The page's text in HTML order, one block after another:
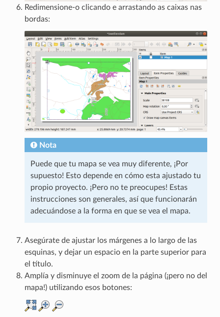
Redimensione-o clicando e arrastando as caixas nas
bordas:
Nota
Puede que tu mapa se vea muy diferente, ¡Por
supuesto! Esto depende en cómo esta ajustado tu
propio proyecto. ¡Pero no te preocupes! Estas
instrucciones son generales, así que funcionarán
adecuándose a la forma en que se vea el mapa.
Asegúrate de ajustar los márgenes a lo largo de las
esquinas, y dejar un espacio en la parte superior para
el título.
Amplía y disminuye el zoom de la página (¡pero no del
mapa!) utilizando esos botones: